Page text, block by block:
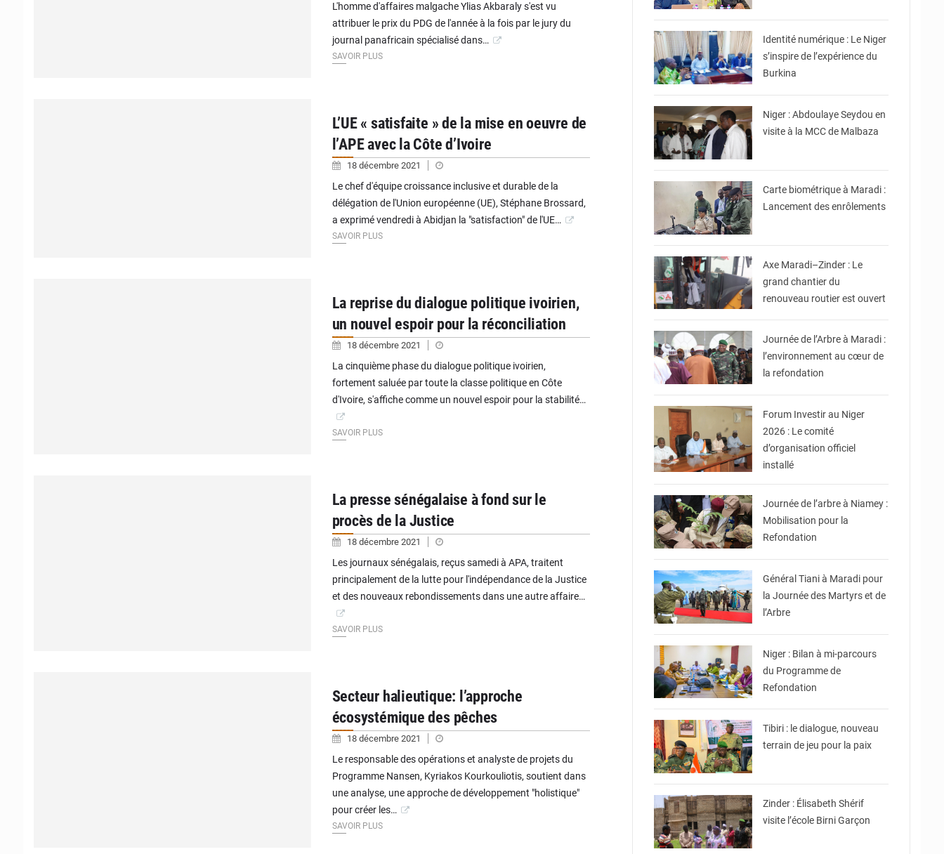
L'homme d'affaires malgache Ylias Akbaraly s'est vu
attribuer le prix du PDG de l'année à la fois par le jury du
journal panafricain spécialisé dans…
SAVOIR PLUS
L’UE « satisfaite » de la mise en oeuvre de
l’APE avec la Côte d’Ivoire
18 décembre 2021
Le chef d'équipe croissance inclusive et durable de la
délégation de l'Union européenne (UE), Stéphane Brossard,
a exprimé vendredi à Abidjan la "satisfaction" de l'UE…
SAVOIR PLUS
La reprise du dialogue politique ivoirien,
un nouvel espoir pour la réconciliation
18 décembre 2021
La cinquième phase du dialogue politique ivoirien,
fortement saluée par toute la classe politique en Côte
d'Ivoire, s'affiche comme un nouvel espoir pour la stabilité…
SAVOIR PLUS
La presse sénégalaise à fond sur le
procès de la Justice
18 décembre 2021
Les journaux sénégalais, reçus samedi à APA, traitent
principalement de la lutte pour l'indépendance de la Justice
et des nouveaux rebondissements dans une autre affaire…
SAVOIR PLUS
Secteur halieutique: l’approche
écosystémique des pêches
18 décembre 2021
Le responsable des opérations et analyste de projets du
Programme Nansen, Kyriakos Kourkouliotis, soutient dans
une analyse, une approche de développement "holistique"
pour créer les…
SAVOIR PLUS
© Ministère Nigérien de
l'Intérieur
Identité numérique : Le Niger
s’inspire de l’expérience du
Burkina
© Ministère du
Commerce et de
Niger : Abdoulaye Seydou en
visite à la MCC de Malbaza
© Ministère Nigérien de
Carte biométrique à Maradi :
Lancement des enrôlements
© Ministère de
l'Equipement et des
Axe Maradi–Zinder : Le
grand chantier du
renouveau routier est ouvert
© Ministère des Affaires
Étrangères - Coopération -
NE
Journée de l’Arbre à Maradi :
l’environnement au cœur de
la refondation
© Ministère du
Commerce et de
Forum Investir au Niger
2026 : Le comité
d’organisation officiel
installé
Journée de l’arbre à Niamey :
Mobilisation pour la
Refondation
Général Tiani à Maradi pour
la Journée des Martyrs et de
l’Arbre
© Ministère Nigérien de
Niger : Bilan à mi-parcours
du Programme de
Refondation
© Haute Autorité à la
Consolidation de la Paix
Tibiri : le dialogue, nouveau
terrain de jeu pour la paix
© Ministère de l’Education
Zinder : Élisabeth Shérif
visite l’école Birni Garçon
© Ministère de l’Education